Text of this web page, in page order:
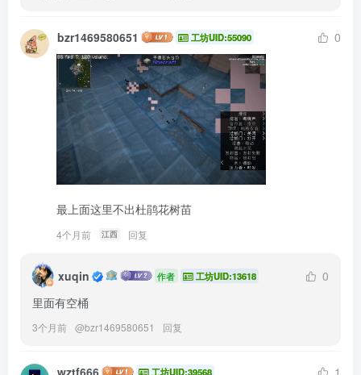
bzr1469580651 工坊UID:55090 0
最上面这里不出杜鹃花树苗
4个月前 江西 回复
xuqin 作者 工坊UID:13618
0
里面有空桶
3个月前 @bzr1469580651 回复
工坊UID:39568